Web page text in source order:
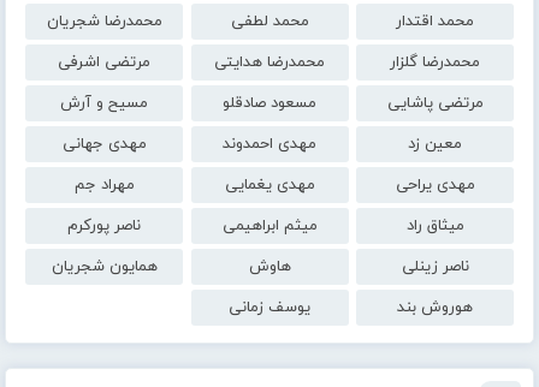
محمد اقتدار
محمد لطفی
محمدرضا شجریان
محمدرضا گلزار
محمدرضا هدایتی
مرتضی اشرفی
مرتضی پاشایی
مسعود صادقلو
مسیح و آرش
معین زد
مهدی احمدوند
مهدی جهانی
مهدی یراحی
مهدی یغمایی
مهراد جم
میثاق راد
میثم ابراهیمی
ناصر پورکرم
ناصر زینلی
هاوش
همایون شجریان
هوروش بند
یوسف زمانی